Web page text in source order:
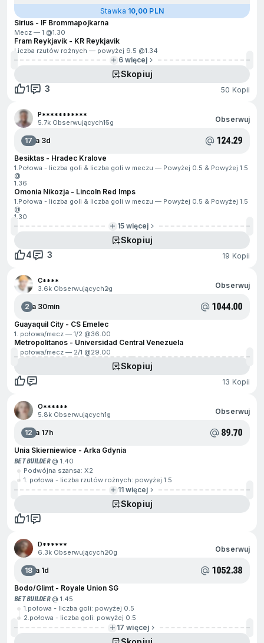
Stawka 10,00 PLN
Sirius - IF Brommapojkarna
Mecz — 1 @1.30
Fram Reykjavik - KR Reykjavik
Liczba rzutów rożnych — powyżej 9.5 @1.34
6 więcej
Skopiuj
1
3 50 Kopii
P***********
5.7k Obserwujących15g Obserwuj
17Za 3d 124.29
Besiktas - Hradec Kralove
1.Połowa - liczba goli & liczba goli w meczu — Powyżej 0.5 & Powyżej 1.5
@
1.36
Omonia Nikozja - Lincoln Red Imps
1.Połowa - liczba goli & liczba goli w meczu — Powyżej 0.5 & Powyżej 1.5
@
1.30
15 więcej
Skopiuj
4
3 19 Kopii
C****
3.6k Obserwujących2g Obserwuj
2Za 30min 1044.00
Guayaquil City - CS Emelec
1. połowa/mecz — 1/2 @36.00
Metropolitanos - Universidad Central Venezuela
1. połowa/mecz — 2/1 @29.00
Skopiuj
13 Kopii
O******
5.8k Obserwujących1g Obserwuj
12Za 17h 89.70
Unia Skierniewice - Arka Gdynia
BET BUILDER@ 1.40
Podwójna szansa: X2
1. połowa - liczba rzutów rożnych: powyżej 1.5
11 więcej
Skopiuj
1
D******
6.3k Obserwujących20g Obserwuj
18Za 1d 1052.38
Bodo/Glimt - Royale Union SG
BET BUILDER@ 1.45
1.połowa - liczba goli: powyżej 0.5
2.połowa - liczba goli: powyżej 0.5
17 więcej